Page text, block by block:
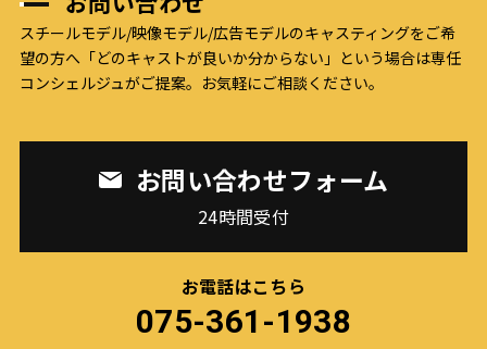
スチールモデル/映像モデル/広告モデルのキャスティングをご希
望の方へ「どのキャストが良いか分からない」という場合は専任
コンシェルジュがご提案。お気軽にご相談ください。
お問い合わせフォーム
24時間受付
お電話はこちら
075-361-1938